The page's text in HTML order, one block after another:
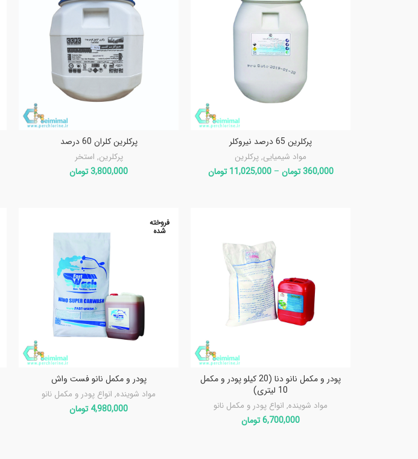
پرکلرین 65 درصد نیروکلر
مواد شیمیایی,پرکلرین
360,000 تومان –
11,025,000 تومان
پرکلرین کلران 60 درصد
پرکلرین, استخر
3,800,000تومان
پودر و مکمل نانو دنا (20 کیلو پودر و مکمل
10 لیتری)
مواد شوینده, انواع پودر و مکمل نانو
6,700,000تومان
فروخته
شده
پودر و مکمل نانو فست واش
مواد شوینده, انواع پودر و مکمل نانو
4,980,000 تومان